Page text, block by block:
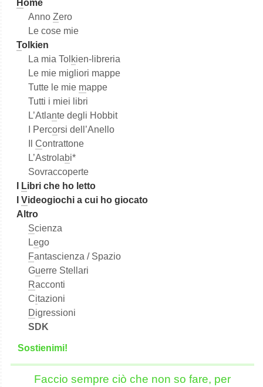
Home
Anno Zero
Le cose mie
Tolkien
La mia Tol kien-libreria
Le mie migliori mappe
Tutte le mie mappe
Tutti i miei libri
L’Atlante degli Hobbit
I Percorsi dell’Anello
Contrattone
L’Astrolabi*
Sovraccoperte
Libri che ho letto
Videogiochi a cui ho giocato
Altro
Scienza
Lego
Fantascienza / Spazio
Guerre Stellari
Racconti
Citazioni
Digressioni
SDK
Sostienimi!
Faccio sempre ciò che non so fare, per